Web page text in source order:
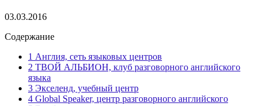
03.03.2016
Содержание
1 Англия, сеть языковых центров
2 ТВОЙ АЛЬБИОН, клуб разговорного английского
языка
3 Экселенд, учебный центр
4 Global Speaker, центр разговорного английского